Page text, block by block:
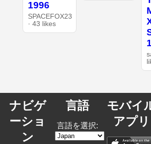
1996
SPACEFOX23
· 43 likes
ナビゲ
ーショ
ン
言語
言語を選択:
モバイ
アプリ